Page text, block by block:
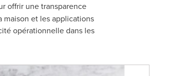
offrir une transparence
et les applications
opérationnelle dans les